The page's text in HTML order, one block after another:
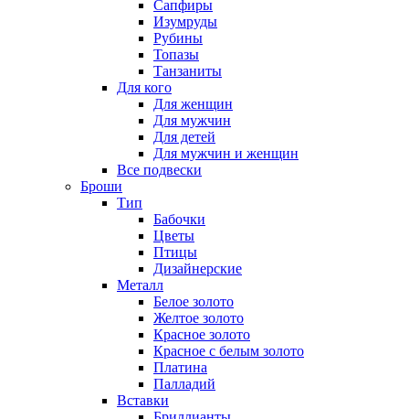
Сапфиры
Изумруды
Рубины
Топазы
Танзаниты
Для кого
Для женщин
Для мужчин
Для детей
Для мужчин и женщин
Все подвески
Броши
Тип
Бабочки
Цветы
Птицы
Дизайнерские
Металл
Белое золото
Желтое золото
Красное золото
Красное с белым золото
Платина
Палладий
Вставки